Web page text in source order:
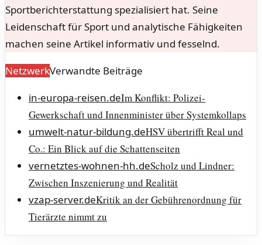
Sportberichterstattung spezialisiert hat. Seine
Leidenschaft für Sport und analytische Fähigkeiten
machen seine Artikel informativ und fesselnd.
NetzwerkVerwandte Beiträge
in-europa-reisen.deIm Konflikt: Polizei-
Gewerkschaft und Innenminister über Systemkollaps
umwelt-natur-bildung.deHSV übertrifft Real und
Co.: Ein Blick auf die Schattenseiten
vernetztes-wohnen-hh.deScholz und Lindner:
Zwischen Inszenierung und Realität
vzap-server.deKritik an der Gebührenordnung für
Tierärzte nimmt zu